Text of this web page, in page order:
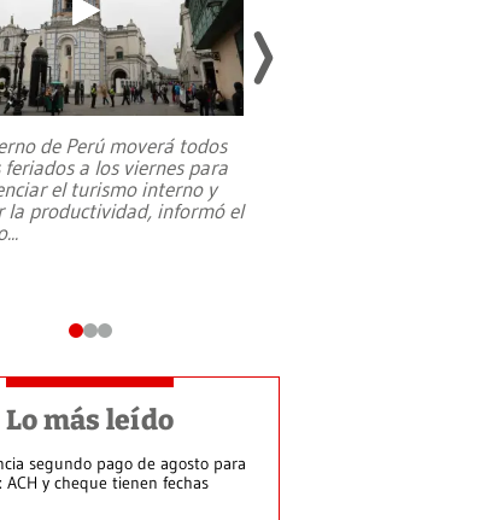
de Perú moverá todos
feriados a los viernes para
el turismo interno y
la productividad, informó el
...
Lo más leído
segundo pago de agosto para
ACH y cheque tienen fechas